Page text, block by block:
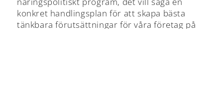
konkret handlingsplan för att skapa bästa
tänkbara förutsättningar för våra företag på